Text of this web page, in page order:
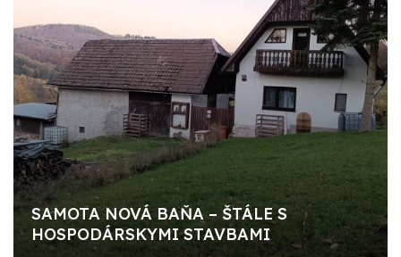
SAMOTA NOVÁ BAŇA – ŠTÁLE S
HOSPODÁRSKYMI STAVBAMI